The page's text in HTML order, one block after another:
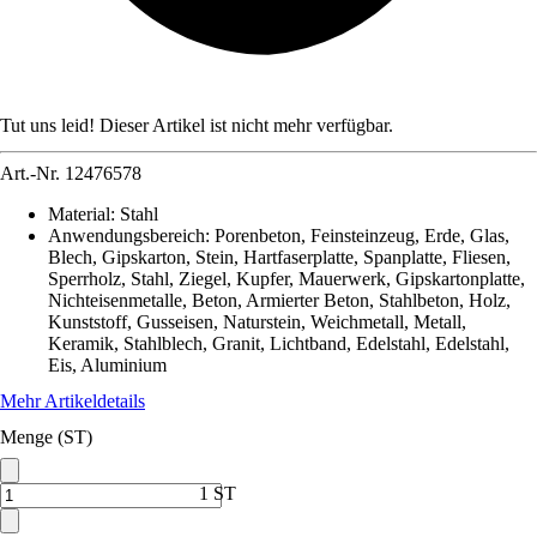
Tut uns leid! Dieser Artikel ist nicht mehr verfügbar.
Art.-Nr. 12476578
Material: Stahl
Anwendungsbereich: Porenbeton, Feinsteinzeug, Erde, Glas,
Blech, Gipskarton, Stein, Hartfaserplatte, Spanplatte, Fliesen,
Sperrholz, Stahl, Ziegel, Kupfer, Mauerwerk, Gipskartonplatte,
Nichteisenmetalle, Beton, Armierter Beton, Stahlbeton, Holz,
Kunststoff, Gusseisen, Naturstein, Weichmetall, Metall,
Keramik, Stahlblech, Granit, Lichtband, Edelstahl, Edelstahl,
Eis, Aluminium
Mehr Artikeldetails
Menge (ST)
1 ST